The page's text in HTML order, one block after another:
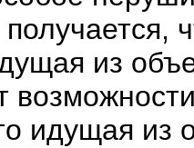
из
идущая из